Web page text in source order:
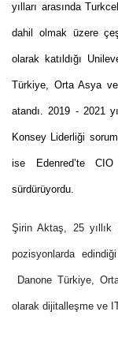
yılları arasında
dahil olmak üzere
olarak katıldığı
Türkiye, Orta Asya
atandı. 2019 - 2021
Konsey Liderliği
ise Edenred’te
sürdürüyordu.
Şirin Aktaş, 25
pozisyonlarda
Danone Türkiye,
olarak dijitalleşme ve